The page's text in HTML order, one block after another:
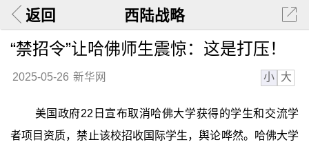
返回 西陆战略
“禁招令”让哈佛师生震惊：这是打压！
2025-05-26 新华网 小 大
美国政府22日宣布取消哈佛大学获得的学生和交流学
者项目资质，禁止该校招收国际学生，舆论哗然。哈佛大学